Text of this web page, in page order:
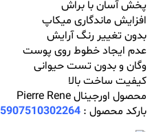
پخش آسان با براش
افزایش ماندگاری میکاپ
بدون تغییر رنگ آرایش
عدم ایجاد خطوط روی پوست
وگان و بدون تست حیوانی
کیفیت ساخت بالا
محصول اورجینال Pierre Rene
بارکد محصول : 5907510302264